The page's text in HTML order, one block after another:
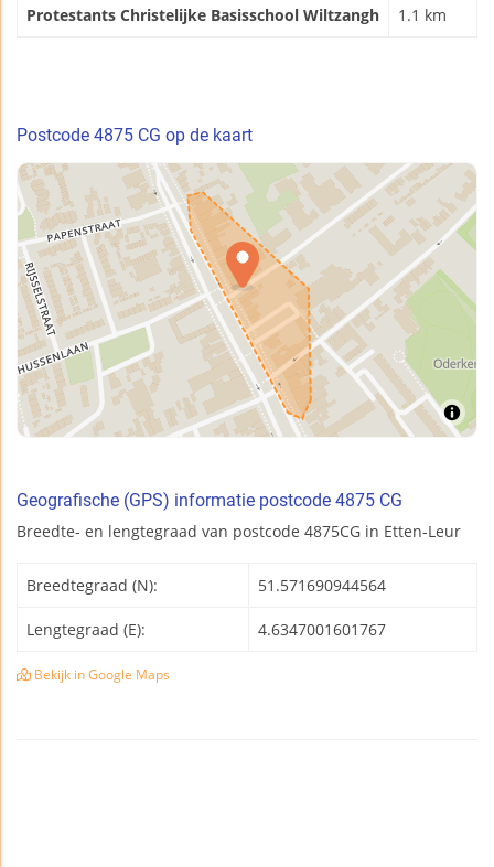
Protestants Christelijke Basisschool Wiltzangh 1.1 km
Postcode 4875 CG op de kaart
Geografische (GPS) informatie postcode 4875 CG
Breedte- en lengtegraad van postcode 4875CG in Etten-Leur
Breedtegraad (N): 51.571690944564
Lengtegraad (E): 4.6347001601767
Bekijk in Google Maps